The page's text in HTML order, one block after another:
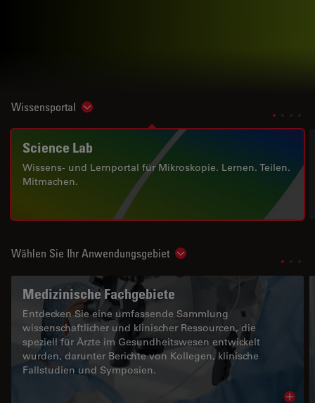
Wissensportal Show subnavigation
Science Lab
Wissens- und Lernportal für Mikroskopie. Lernen. Teilen.
Mitmachen.
Wählen Sie Ihr Anwendungsgebiet Show subnavigation
Medizinische Fachgebiete
Entdecken Sie eine umfassende Sammlung
wissenschaftlicher und klinischer Ressourcen, die
speziell für Ärzte im Gesundheitswesen entwickelt
wurden, darunter Berichte von Kollegen, klinische
Fallstudien und Symposien.